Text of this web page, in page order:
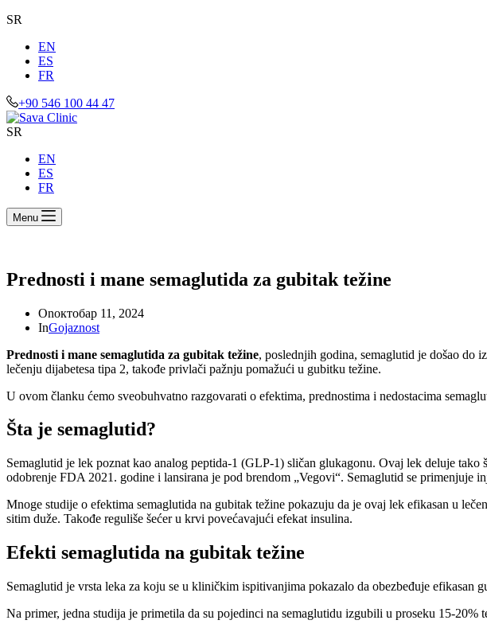
SR
EN
ES
FR
+90 546 100 44 47
SR
EN
ES
FR
Menu
Prednosti i mane semaglutida za gubitak težine
Onоктобар 11, 2024
InGojaznost
Prednosti i mane semaglutida za gubitak težine, poslednjih godina, semaglutid je došao do
lečenju dijabetesa tipa 2, takođe privlači pažnju pomažući u gubitku težine.
U ovom članku ćemo sveobuhvatno razgovarati o efektima, prednostima i nedostacima
Šta je semaglutid?
Semaglutid je lek poznat kao analog peptida-1 (GLP-1) sličan glukagonu. Ovaj lek deluje
odobrenje FDA 2021. godine i lansirana je pod brendom „Vegovi“. Semaglutid se primenjuje
Mnoge studije o efektima semaglutida na gubitak težine pokazuju da je ovaj lek efikasan u
sitim duže. Takođe reguliše šećer u krvi povećavajući efekat insulina.
Efekti semaglutida na gubitak težine
Semaglutid je vrsta leka za koju se u kliničkim ispitivanjima pokazalo da obezbeđuje efikasan
Na primer, jedna studija je primetila da su pojedinci na semaglutidu izgubili u proseku 15-